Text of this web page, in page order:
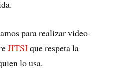
para realizar video-
JITSIque respeta la
lo usa.